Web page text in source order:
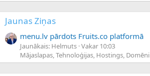
Jaunas Ziņas
menu.lv pārdots Fruits.co platformā
Jaunākais: Helmuts Vakar 10:03
Mājaslapas, Tehnoloģijas, Hostings, Domēni